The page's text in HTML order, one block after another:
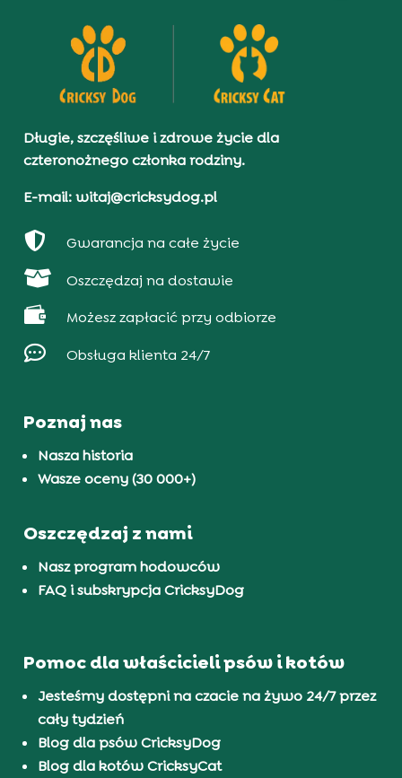
Długie, szczęśliwe i zdrowe życie dla
czteronożnego członka rodziny.
E-mail: witaj@cricksydog.pl
 Gwarancja na całe życie
 Oszczędzaj na dostawie
 Możesz zapłacić przy odbiorze
 Obsługa klienta 24/7
Poznaj nas
Nasza historia
Wasze oceny (30 000+)
Oszczędzaj z nami
Nasz program hodowców
FAQ i subskrypcja CricksyDog
Pomoc dla właścicieli psów i kotów
Jesteśmy dostępni na czacie na żywo 24/7 przez
cały tydzień
Blog dla psów CricksyDog
Blog dla kotów CricksyCat